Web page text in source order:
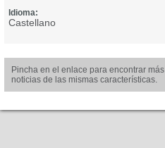
Idioma:
Castellano
Pincha en el enlace para encontrar más
noticias de las mismas características.